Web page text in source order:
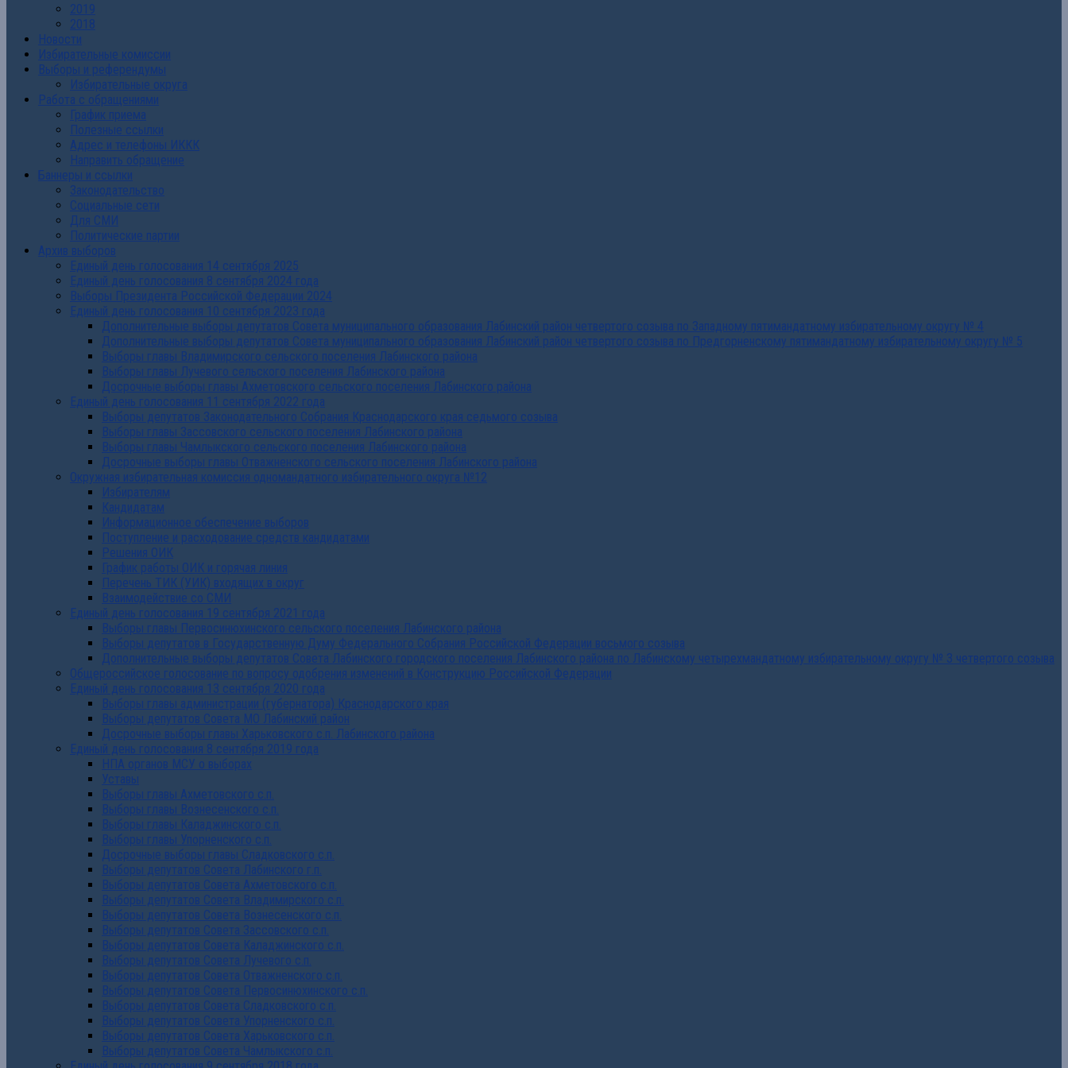
2019
2018
Новости
Избирательные комиссии
Выборы и референдумы
Избирательные округа
Работа с обращениями
График приема
Полезные ссылки
Адрес и телефоны ИККК
Направить обращение
Баннеры и ссылки
Законодательство
Социальные сети
Для СМИ
Политические партии
Архив выборов
Единый день голосования 14 сентября 2025
Единый день голосования 8 сентября 2024 года
Выборы Президента Российской Федерации 2024
Единый день голосования 10 сентября 2023 года
Дополнительные выборы депутатов Совета муниципального образования Лабинский район четвертого созыва по Западному пятимандатному избирательному округу № 4
Дополнительные выборы депутатов Совета муниципального образования Лабинский район четвертого созыва по Предгорненскому пятимандатному избирательному округу № 5
Выборы главы Владимирского сельского поселения Лабинского района
Выборы главы Лучевого сельского поселения Лабинского района
Досрочные выборы главы Ахметовского сельского поселения Лабинского района
Единый день голосования 11 сентября 2022 года
Выборы депутатов Законодательного Собрания Краснодарского края седьмого созыва
Выборы главы Зассовского сельского поселения Лабинского района
Выборы главы Чамлыкского сельского поселения Лабинского района
Досрочные выборы главы Отважненского сельского поселения Лабинского района
Окружная избирательная комиссия одномандатного избирательного округа №12
Избирателям
Кандидатам
Информационное обеспечение выборов
Поступление и расходование средств кандидатами
Решения ОИК
График работы ОИК и горячая линия
Перечень ТИК (УИК) входящих в округ
Взаимодействие со СМИ
Единый день голосования 19 сентября 2021 года
Выборы главы Первосинюхинского сельского поселения Лабинского района
Выборы депутатов в Государственную Думу Федерального Собрания Российской Федерации восьмого созыва
Дополнительные выборы депутатов Совета Лабинского городского поселения Лабинского района по Лабинскому четырехмандатному избирательному округу № 3 четвертого созыва
Общероссийское голосование по вопросу одобрения изменений в Конструкцию Российской Федерации
Единый день голосования 13 сентября 2020 года
Выборы главы администрации (губернатора) Краснодарского края
Выборы депутатов Совета МО Лабинский район
Досрочные выборы главы Харьковского с.п. Лабинского района
Единый день голосования 8 сентября 2019 года
НПА органов МСУ о выборах
Уставы
Выборы главы Ахметовского с.п.
Выборы главы Вознесенского с.п.
Выборы главы Каладжинского с.п.
Выборы главы Упорненского с.п.
Досрочные выборы главы Сладковского с.п.
Выборы депутатов Совета Лабинского г.п.
Выборы депутатов Совета Ахметовского с.п.
Выборы депутатов Совета Владимирского с.п.
Выборы депутатов Совета Вознесенского с.п.
Выборы депутатов Совета Зассовского с.п.
Выборы депутатов Совета Каладжинского с.п.
Выборы депутатов Совета Лучевого с.п.
Выборы депутатов Совета Отважненского с.п.
Выборы депутатов Совета Первосинюхинского с.п.
Выборы депутатов Совета Сладковского с.п.
Выборы депутатов Совета Упорненского с.п.
Выборы депутатов Совета Харьковского с.п.
Выборы депутатов Совета Чамлыкского с.п.